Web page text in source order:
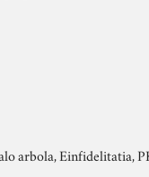
arbola, Einfidelitatia,